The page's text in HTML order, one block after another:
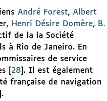
André Forest, Albert
Henri Désire Domère, B.
de la la Société
à Rio de Janeiro. En
de service
28 . Il est également
française de navigation
.